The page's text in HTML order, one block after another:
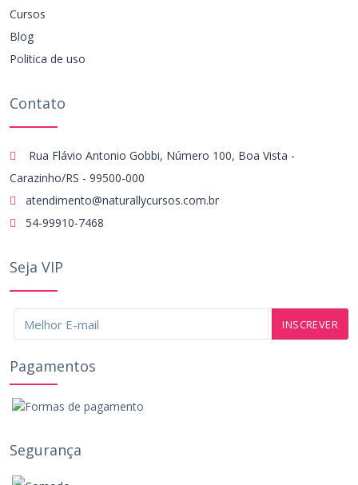
Cursos
Blog
Politica de uso
Contato
Rua Flávio Antonio Gobbi, Número 100, Boa Vista -
Carazinho/RS - 99500-000
atendimento@naturallycursos.com.br
54-99910-7468
Seja VIP
INSCREVER
Pagamentos
Segurança